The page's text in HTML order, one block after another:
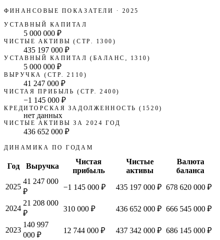
ФИНАНСОВЫЕ ПОКАЗАТЕЛИ · 2025
УСТАВНЫЙ КАПИТАЛ
5 000 000 ₽
ЧИСТЫЕ АКТИВЫ (СТР. 1300)
435 197 000 ₽
УСТАВНЫЙ КАПИТАЛ (БАЛАНС, 1310)
5 000 000 ₽
ВЫРУЧКА (СТР. 2110)
41 247 000 ₽
ЧИСТАЯ ПРИБЫЛЬ (СТР. 2400)
−1 145 000 ₽
КРЕДИТОРСКАЯ ЗАДОЛЖЕННОСТЬ (1520)
нет данных
ЧИСТЫЕ АКТИВЫ ЗА 2024 ГОД
436 652 000 ₽
ДИНАМИКА ПО ГОДАМ
Год Выручка
Чистая
прибыль
Чистые
активы
Валюта
баланса
2025
41 247 000
₽
−1 145 000 ₽ 435 197 000 ₽ 678 620 000 ₽
2024
21 208 000
₽
310 000 ₽ 436 652 000 ₽ 666 545 000 ₽
2023
140 997
000 ₽
12 744 000 ₽ 437 342 000 ₽ 686 145 000 ₽